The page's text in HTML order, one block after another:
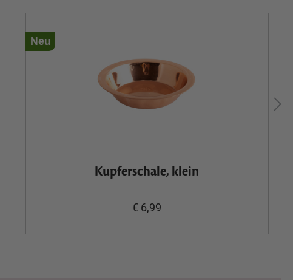
Neu
Kupferschale, klein
€ 6,99